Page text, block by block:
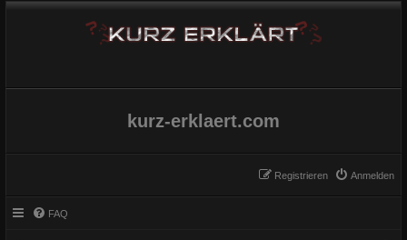
kurz-erklaert.com
Anmelden
Registrieren
FAQ